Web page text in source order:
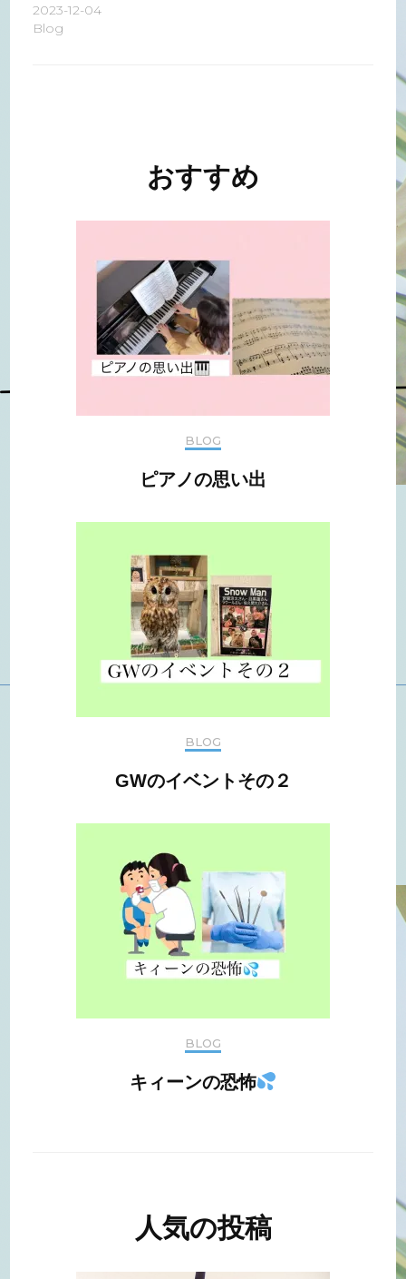
2023-12-04
Blog
おすすめ
BLOG
ピアノの思い出
BLOG
GWのイベントその２
BLOG
キィーンの恐怖
人気の投稿